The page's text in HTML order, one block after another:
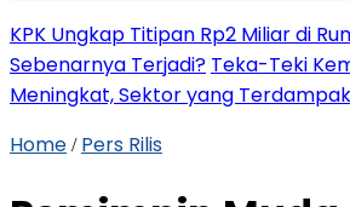
KPK Ungkap Titipan Rp2 Miliar di
Sebenarnya Terjadi? Teka-Teki
Meningkat, Sektor yang
Home / Pers Rilis